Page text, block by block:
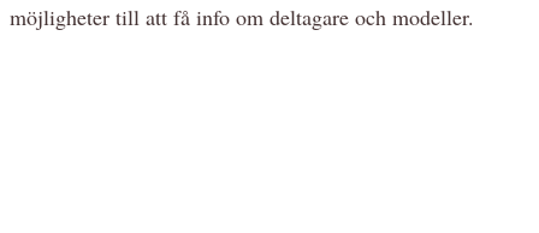
möjligheter till att få info om deltagare och modeller.